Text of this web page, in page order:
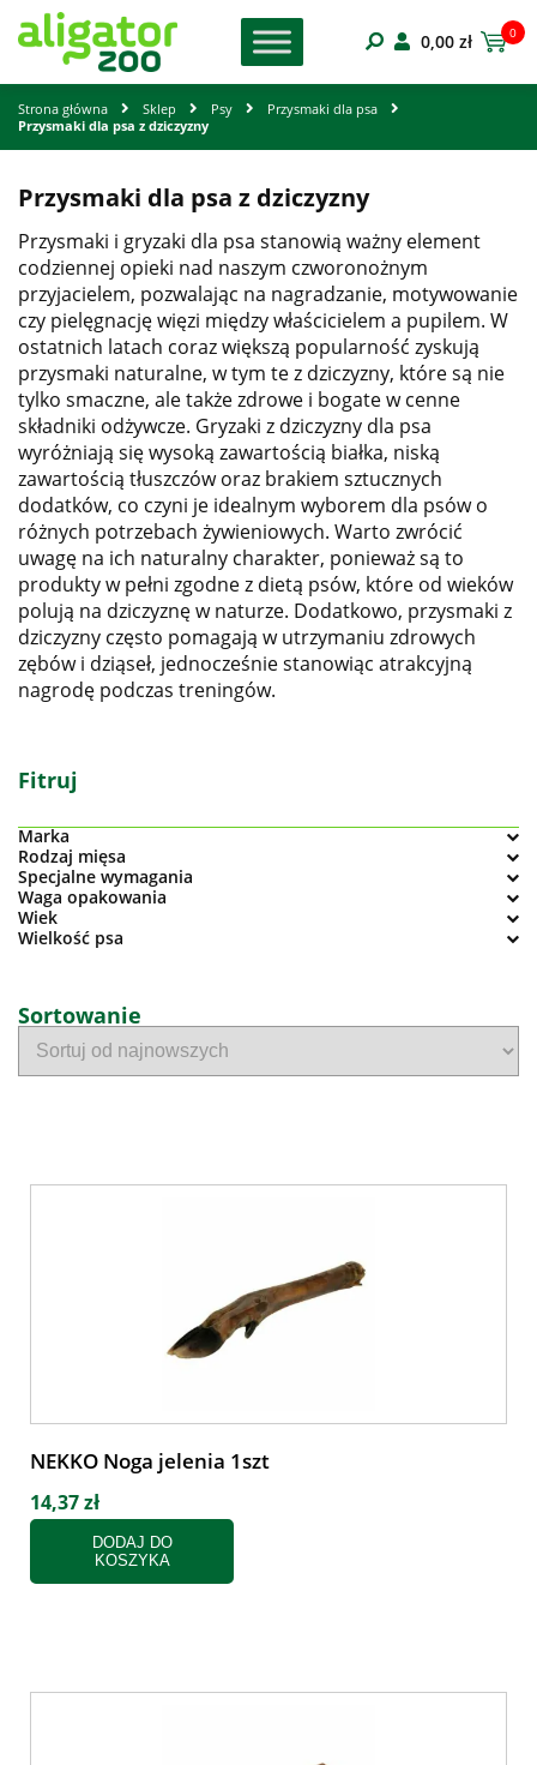
0,00 zł 0
Strona główna Sklep Psy
Przysmaki dla psa
Przysmaki dla psa z dziczyzny
Przysmaki dla psa z dziczyzny
Przysmaki i gryzaki dla psa stanowią ważny element
codziennej opieki nad naszym czworonożnym
przyjacielem, pozwalając na nagradzanie, motywowanie
czy pielęgnację więzi między właścicielem a pupilem. W
ostatnich latach coraz większą popularność zyskują
przysmaki naturalne, w tym te z dziczyzny, które są nie
tylko smaczne, ale także zdrowe i bogate w cenne
składniki odżywcze. Gryzaki z dziczyzny dla psa
wyróżniają się wysoką zawartością białka, niską
zawartością tłuszczów oraz brakiem sztucznych
dodatków, co czyni je idealnym wyborem dla psów o
różnych potrzebach żywieniowych. Warto zwrócić
uwagę na ich naturalny charakter, ponieważ są to
produkty w pełni zgodne z dietą psów, które od wieków
polują na dziczyznę w naturze. Dodatkowo, przysmaki z
dziczyzny często pomagają w utrzymaniu zdrowych
zębów i dziąseł, jednocześnie stanowiąc atrakcyjną
nagrodę podczas treningów.
Fitruj
Marka
Rodzaj mięsa
Specjalne wymagania
Waga opakowania
Wiek
Wielkość psa
Sortowanie
NEKKO Noga jelenia 1szt
14,37 zł
DODAJ DO
KOSZYKA